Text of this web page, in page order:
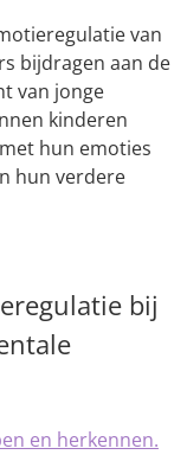
van
bijdragen aan de
van jonge
kinderen
hun emoties
hun verdere
bij
en herkennen.